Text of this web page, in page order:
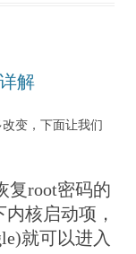
解
变，下面让我们
复root密码的
核启动项，
就可以进入